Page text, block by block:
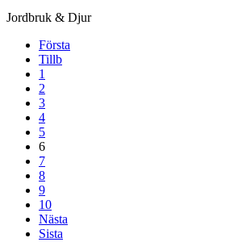
Jordbruk & Djur
Första
Tillb
1
2
3
4
5
6
7
8
9
10
Nästa
Sista